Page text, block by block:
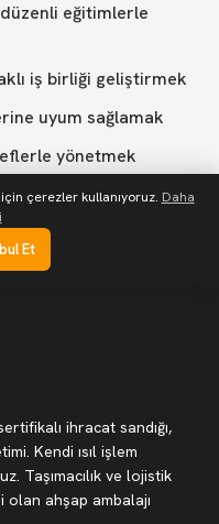
düzenli eğitimlerle
iş birliği geliştirmek
uyum sağlamak
yönetmek
düzeyde tutmak
ihracat sandığı,
Kendi ısıl işlem
Taşımacılık ve lojistik
ahşap ambalajı
çerezler kullanıyoruz. Daha
Et